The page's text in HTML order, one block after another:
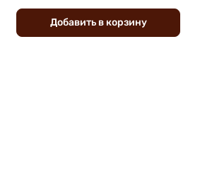
Добавить вкорзину